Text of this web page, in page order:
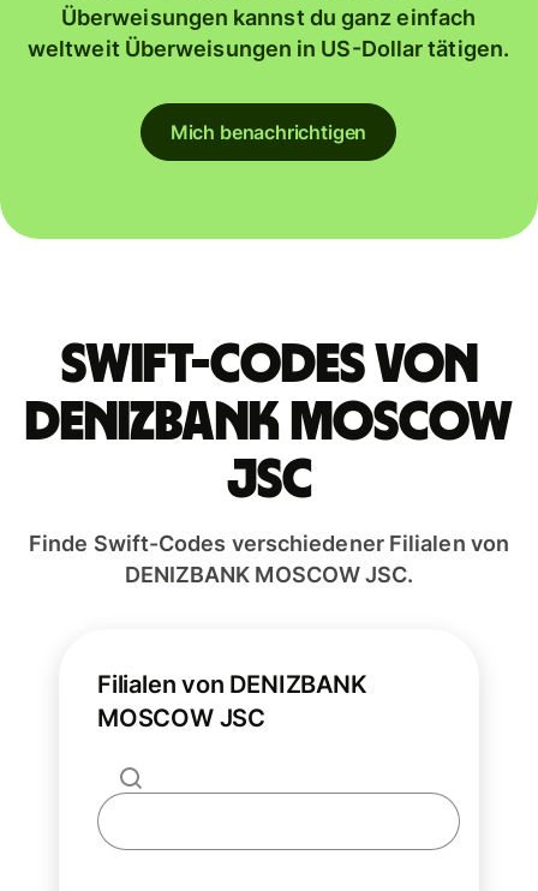
Überweisungen kannst du ganz einfach
weltweit Überweisungen in US-Dollar tätigen.
Mich benachrichtigen
Swift-Codes von
DENIZBANK MOSCOW
JSC
Finde Swift-Codes verschiedener Filialen von
DENIZBANK MOSCOW JSC.
Filialen von DENIZBANK
MOSCOW JSC